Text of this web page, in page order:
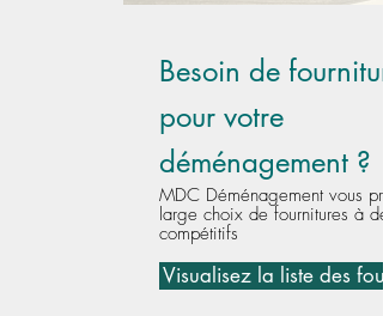
Besoin de
pour votre
déménagement ?
MDC Déménagement vous
large choix de fournitures à
compétitifs
Visualisez la liste des